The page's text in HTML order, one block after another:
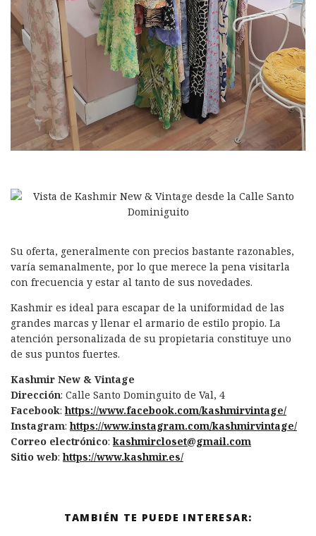
Su oferta, generalmente con precios bastante razonables,
varía semanalmente, por lo que merece la pena visitarla
con frecuencia y estar al tanto de sus novedades.
Kashmir es ideal para escapar de la uniformidad de las
grandes marcas y llenar el armario de estilo propio. La
atención personalizada de su propietaria constituye uno
de sus puntos fuertes.
Kashmir New & Vintage
Dirección: Calle Santo Dominguito de Val, 4
Facebook:https://www.facebook.com/kashmirvintage/
Instagram:https://www.instagram.com/kashmirvintage/
Correo electrónico:kashmircloset@gmail.com
Sitio web:https://www.kashmir.es/
TAMBIÉN TE PUEDE INTERESAR: